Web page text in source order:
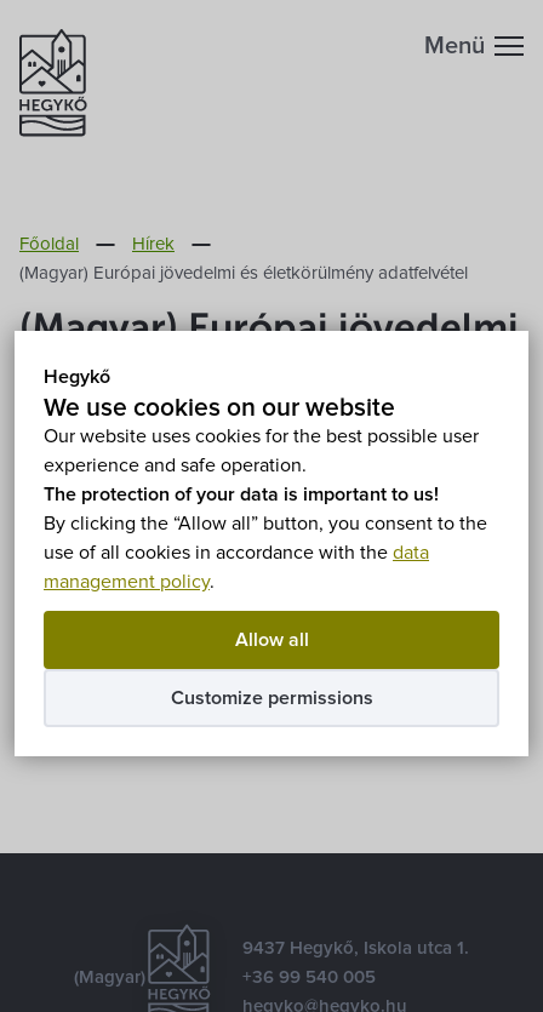
Hegykő
We use cookies on our website
Our website uses cookies for the best possible user
experience and safe operation.
The protection of your data is important to us!
By clicking the “Allow all” button, you consent to the
use of all cookies in accordance with the data
management policy.
Allow all
Customize permissions
Menü
Főoldal
Hírek
(Magyar) Európai jövedelmi és életkörülmény adatfelvétel
(Magyar) Európai jövedelmi
és életkörülmény
adatfelvétel
2023. February 17.
Sorry, this entry is only available in Magyar.
Share
(Magyar)
9437 Hegykő, Iskola utca 1.
+36 99 540 005
hegyko@hegyko.hu